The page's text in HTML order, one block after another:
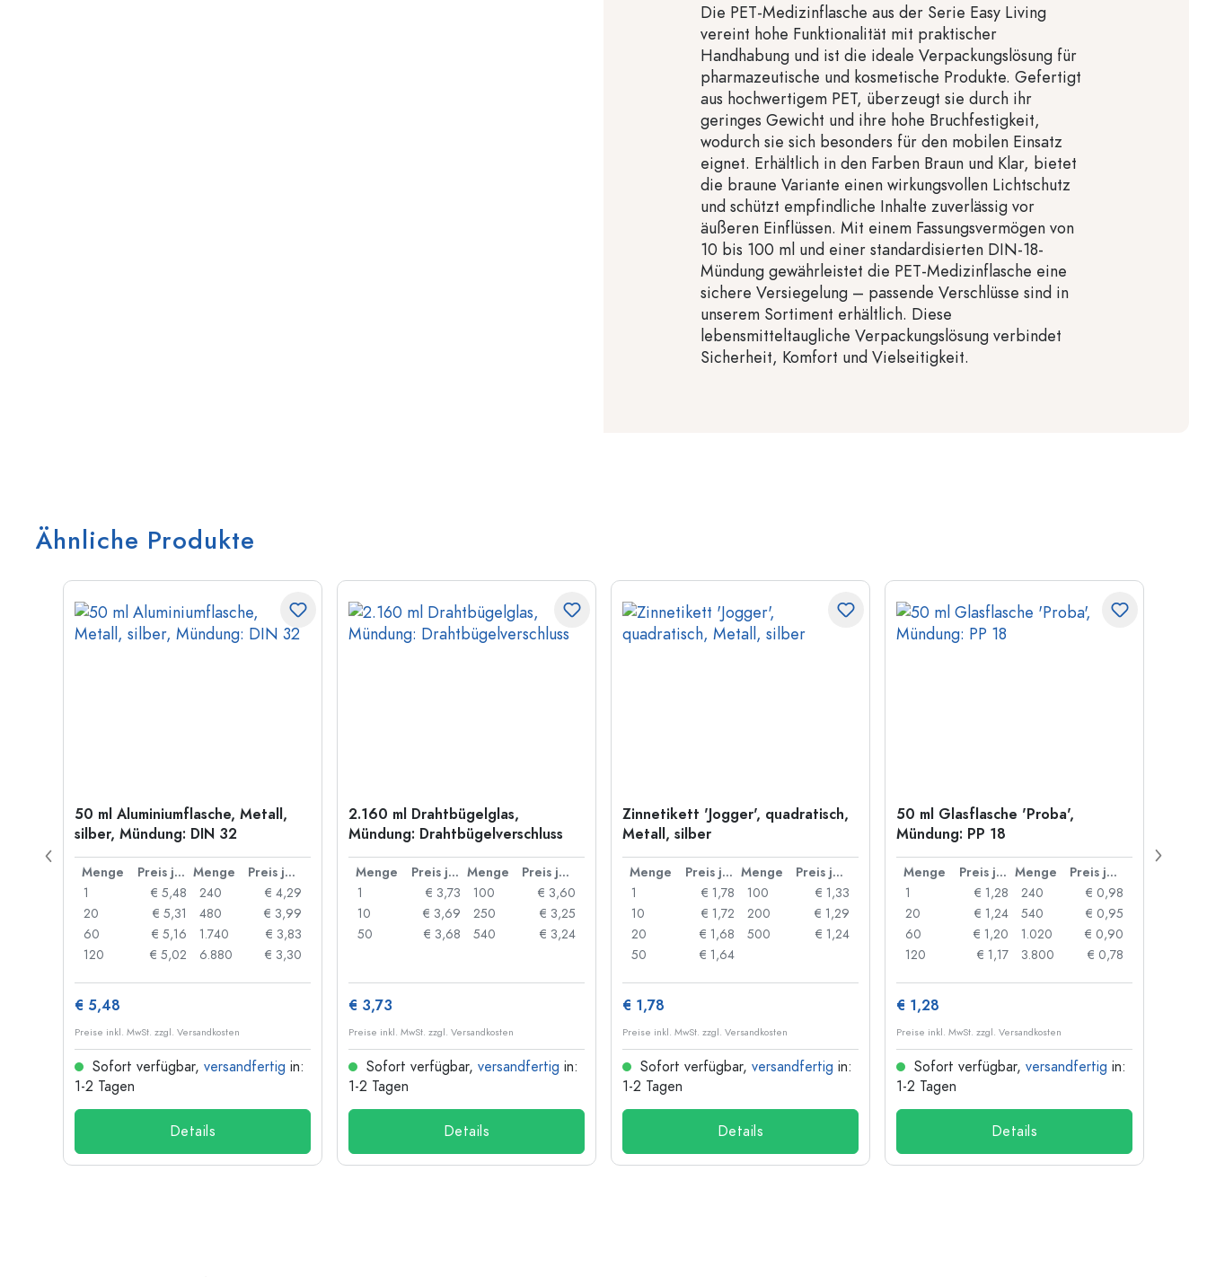
Die PET-Medizinflasche aus der Serie Easy Living
vereint hohe Funktionalität mit praktischer
Handhabung und ist die ideale Verpackungslösung für
pharmazeutische und kosmetische Produkte. Gefertigt
aus hochwertigem PET, überzeugt sie durch ihr
geringes Gewicht und ihre hohe Bruchfestigkeit,
wodurch sie sich besonders für den mobilen Einsatz
eignet. Erhältlich in den Farben Braun und Klar, bietet
die braune Variante einen wirkungsvollen Lichtschutz
und schützt empfindliche Inhalte zuverlässig vor
äußeren Einflüssen. Mit einem Fassungsvermögen von
10 bis 100 ml und einer standardisierten DIN-18-
Mündung gewährleistet die PET-Medizinflasche eine
sichere Versiegelung – passende Verschlüsse sind in
unserem Sortiment erhältlich. Diese
lebensmitteltaugliche Verpackungslösung verbindet
Sicherheit, Komfort und Vielseitigkeit.
Ähnliche Produkte
50 ml Aluminiumflasche, Metall,
silber, Mündung: DIN 32
Menge Preis je Stück Menge
Preis je Stück
1
€ 5,48
20
€ 5,31
60
€ 5,16
120
€ 5,02
240
€ 4,29
480
€ 3,99
1.740
€ 3,83
6.880
€ 3,30
€ 5,48
Preise inkl. MwSt. zzgl. Versandkosten
Sofort verfügbar, versandfertig in:
1-2 Tagen
Details
2.160 ml Drahtbügelglas,
Mündung: Drahtbügelverschluss
Menge Preis je Stück Menge
Preis je Stück
1
€ 3,73
10
€ 3,69
50
€ 3,68
100
€ 3,60
250
€ 3,25
540
€ 3,24
€ 3,73
Preise inkl. MwSt. zzgl. Versandkosten
Sofort verfügbar, versandfertig in:
1-2 Tagen
Details
Zinnetikett 'Jogger', quadratisch,
Metall, silber
Menge Preis je Stück Menge
Preis je Stück
1
€ 1,78
10
€ 1,72
20
€ 1,68
50
€ 1,64
100
€ 1,33
200
€ 1,29
500
€ 1,24
€ 1,78
Preise inkl. MwSt. zzgl. Versandkosten
Sofort verfügbar, versandfertig in:
1-2 Tagen
Details
50 ml Glasflasche 'Proba',
Mündung: PP 18
Menge Preis je Stück Menge
Preis je Stück
1
€ 1,28
20
€ 1,24
60
€ 1,20
120
€ 1,17
240
€ 0,98
540
€ 0,95
1.020
€ 0,90
3.800
€ 0,78
€ 1,28
Preise inkl. MwSt. zzgl. Versandkosten
Sofort verfügbar, versandfertig in:
1-2 Tagen
Details